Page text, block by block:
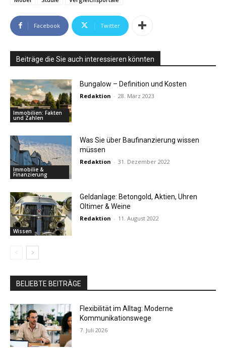
Facebook Twitter
Beiträge die Sie auch interessieren könnten
Immobilien: Fakten
und Zahlen
Bungalow – Definition und Kosten
Redaktion - 28. März 2023
Immobilie &
Finanzierung
Was Sie über Baufinanzierung wissen
müssen
Redaktion - 31. Dezember 2022
Wissen
Geldanlage: Betongold, Aktien, Uhren
Oltimer & Weine
Redaktion - 11. August 2022
BELIEBTE BEITRÄGE
Flexibilität im Alltag: Moderne
Kommunikationswege
7. Juli 2026